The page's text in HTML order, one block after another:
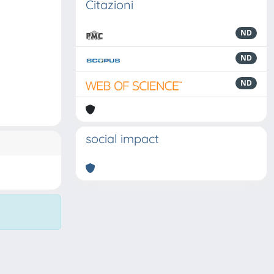
Citazioni
ND
ND
ND
social impact